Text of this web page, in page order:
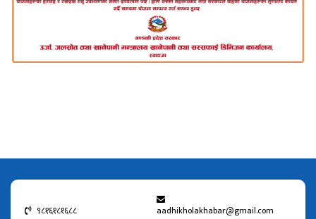
९८१६१८१६८८
aadhikholakhabar@gmail.com